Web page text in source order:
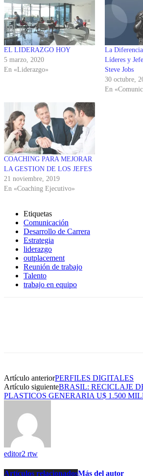
EL LIDERAZGO HOY
5 marzo, 2020
En «Liderazgo»
La
Líderes y
Steve Jobs
30 octubre,
En
COACHING PARA MEJORAR
LA GESTION DE LOS JEFES
21 noviembre, 2019
En «Coaching Ejecutivo»
Etiquetas
Comunicación
Desarrollo de Carrera
Estrategia
liderazgo
outplacement
Reunión de trabajo
Talento
trabajo en equipo
Artículo anteriorPERFILES DIGITALES
Artículo siguienteBRASIL: RECICLAJE
PLASTICOS GENERARIA U$ 1.500
editor2 rtw
Artículos relacionadosMás del autor